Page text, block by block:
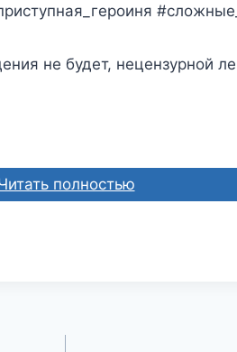
не будет, нецензурной
полностью